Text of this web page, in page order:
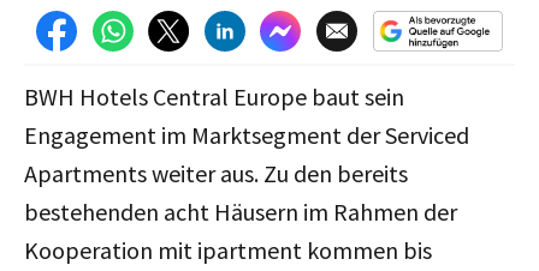
BWH Hotels Central Europe baut sein
Engagement im Marktsegment der Serviced
Apartments weiter aus. Zu den bereits
bestehenden acht Häusern im Rahmen der
Kooperation mit ipartment kommen bis